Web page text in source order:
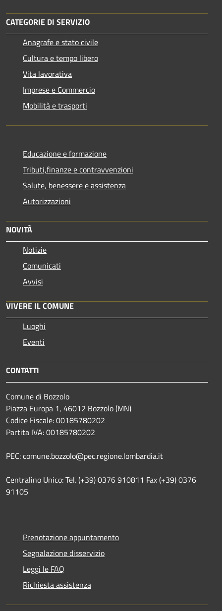
CATEGORIE DI SERVIZIO
Anagrafe e stato civile
Cultura e tempo libero
Vita lavorativa
Imprese e Commercio
Mobilità e trasporti
Educazione e formazione
Tributi,finanze e contravvenzioni
Salute, benessere e assistenza
Autorizzazioni
NOVITÀ
Notizie
Comunicati
Avvisi
VIVERE IL COMUNE
Luoghi
Eventi
CONTATTI
Comune di Bozzolo
Piazza Europa 1, 46012 Bozzolo (MN)
Codice Fiscale: 00185780202
Partita IVA: 00185780202
PEC: comune.bozzolo@pec.regione.lombardia.it
Centralino Unico: Tel. (+39) 0376 910811 Fax (+39) 0376
91105
Prenotazione appuntamento
Segnalazione disservizio
Leggi le FAQ
Richiesta assistenza